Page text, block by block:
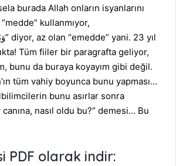
burada Allah onların isyanlarını
kullanmıyor,
وَ” diyor, az olan “emedde” yani. 23 yıl
Tüm fiiler bir paragrafta geliyor,
bunu da buraya koyayım gibi değil.
tüm vahiy boyunca bunu yapması…
bunu asırlar sonra
nasıl oldu bu?” demesi… Bu
PDF olarak indir: